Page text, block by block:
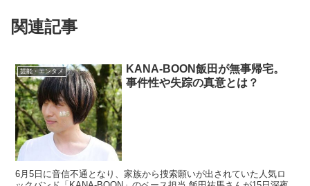
関連記事
芸能・エンタメ
KANA-BOON飯田が無事帰宅。
事件性や失踪の真意とは？
6月5日に音信不通となり、家族から捜索願いが出されていた人気ロ